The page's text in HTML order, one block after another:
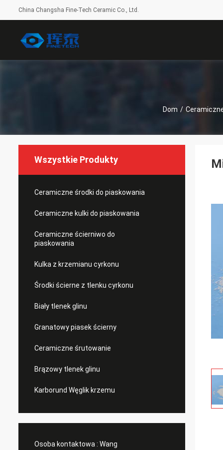
China Changsha Fine-Tech Ceramic Co., Ltd.
Dom /
Wszystkie Produkty
Ceramiczne środki do piaskowania
Ceramiczne kulki do piaskowania
Ceramiczne ścierniwo do
piaskowania
Kulka z krzemianu cyrkonu
Środki ścierne z tlenku cyrkonu
Biały tlenek glinu
Granatowy piasek ścierny
Ceramiczne śrutowanie
Brązowy tlenek glinu
Karborund Węglik krzemu
Osoba kontaktowa : Wang